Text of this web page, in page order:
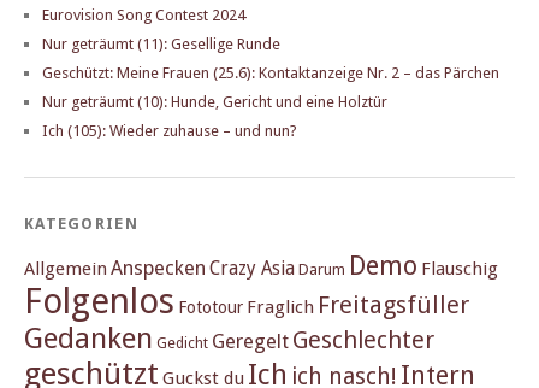
Eurovision Song Contest 2024
Nur geträumt (11): Gesellige Runde
Geschützt: Meine Frauen (25.6): Kontaktanzeige Nr. 2 – das Pärchen
Nur geträumt (10): Hunde, Gericht und eine Holztür
Ich (105): Wieder zuhause – und nun?
KATEGORIEN
Allgemein Anspecken Crazy Asia Darum Demo Flauschig
Folgenlos Fototour Fraglich Freitagsfüller
Gedanken Gedicht Geregelt Geschlechter
geschützt Guckst du Ich ich nasch! Intern